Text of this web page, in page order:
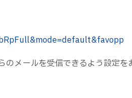
のメールを受信できるよう設定を